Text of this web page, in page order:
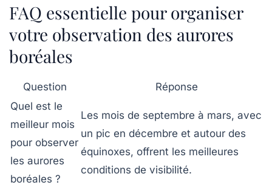
FAQ essentielle pour organiser
votre observation des aurores
boréales
Question
Réponse
Quel est le
meilleur mois
pour observer
les aurores
boréales ?
Les mois de septembre à mars, avec
un pic en décembre et autour des
équinoxes, offrent les meilleures
conditions de visibilité.